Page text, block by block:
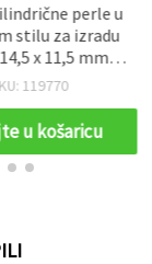
perle u
stilu za izradu
x 11,5 mm,
smeđe – 50 g
119770
u košaricu